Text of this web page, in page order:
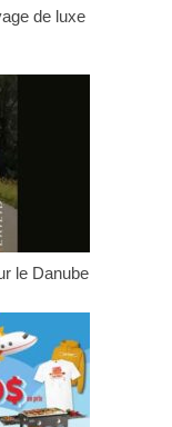
de luxe
le Danube